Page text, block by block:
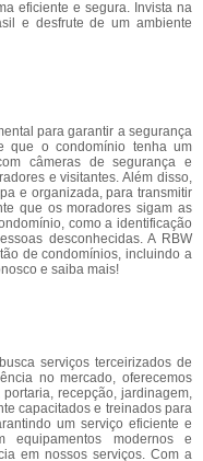
eficiente e segura. Invista na
e desfrute de um ambiente
para garantir a segurança
que o condomínio tenha um
câmeras de segurança e
e visitantes. Além disso,
e organizada, para transmitir
que os moradores sigam as
como a identificação
desconhecidas. A RBW
de condomínios, incluindo a
e saiba mais!
serviços terceirizados de
no mercado, oferecemos
recepção, jardinagem,
capacitados e treinados para
um serviço eficiente e
equipamentos modernos e
em nossos serviços. Com a